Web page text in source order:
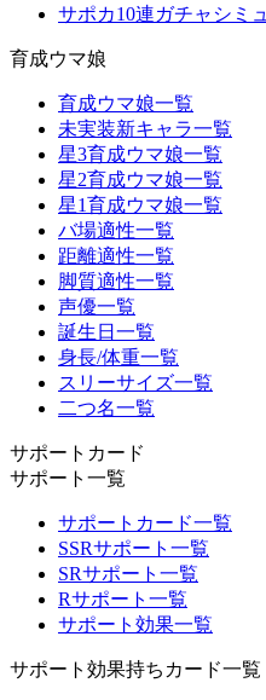
サポカ10連ガチャシミュ
育成ウマ娘
育成ウマ娘一覧
未実装新キャラ一覧
星3育成ウマ娘一覧
星2育成ウマ娘一覧
星1育成ウマ娘一覧
バ場適性一覧
距離適性一覧
脚質適性一覧
声優一覧
誕生日一覧
身長/体重一覧
スリーサイズ一覧
二つ名一覧
サポートカード
サポート一覧
サポートカード一覧
SSRサポート一覧
SRサポート一覧
Rサポート一覧
サポート効果一覧
サポート効果持ちカード一覧